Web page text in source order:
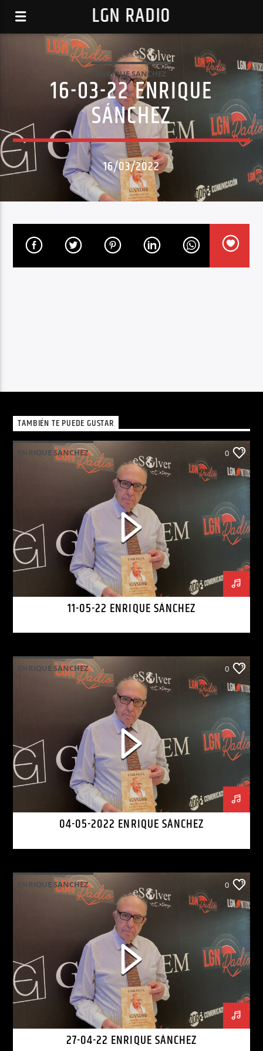
LGN RADIO
ENRIQUE SANCHEZ
16-03-22 ENRIQUE
SÁNCHEZ
16/03/2022
TAMBIÉN TE PUEDE GUSTAR
ENRIQUE SANCHEZ 0
11-05-22 ENRIQUE SÁNCHEZ
ENRIQUE SANCHEZ 0
04-05-2022 ENRIQUE SÁNCHEZ
ENRIQUE SANCHEZ 0
27-04-22 ENRIQUE SÁNCHEZ